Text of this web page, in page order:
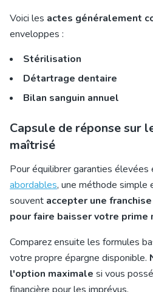
Voici les actes généralement
enveloppes :
Stérilisation
Détartrage dentaire
Bilan sanguin annuel
Capsule de réponse sur
maîtrisé
Pour équilibrer garanties élevées
abordables, une méthode simple
souvent accepter une
pour faire baisser votre
Comparez ensuite les formules
votre propre épargne disponible.
l'option maximale si vous